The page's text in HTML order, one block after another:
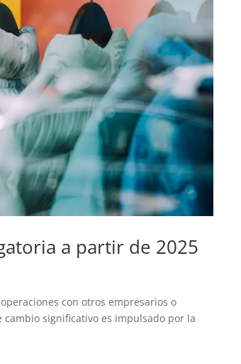
a partir de 2025
con otros empresarios o
significativo es impulsado por la